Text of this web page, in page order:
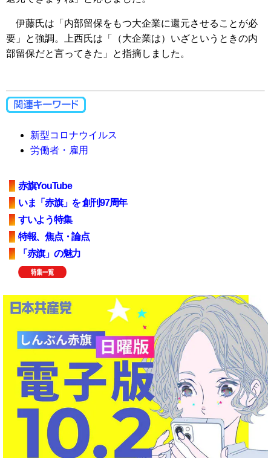
伊藤氏は「内部留保をもつ大企業に還元させることが必
要」と強調。上西氏は「（大企業は）いざというときの内
部留保だと言ってきた」と指摘しました。
新型コロナウイルス
労働者・雇用
赤旗YouTube
いま「赤旗」を 創刊97周年
すいよう特集
特報、焦点・論点
「赤旗」の魅力